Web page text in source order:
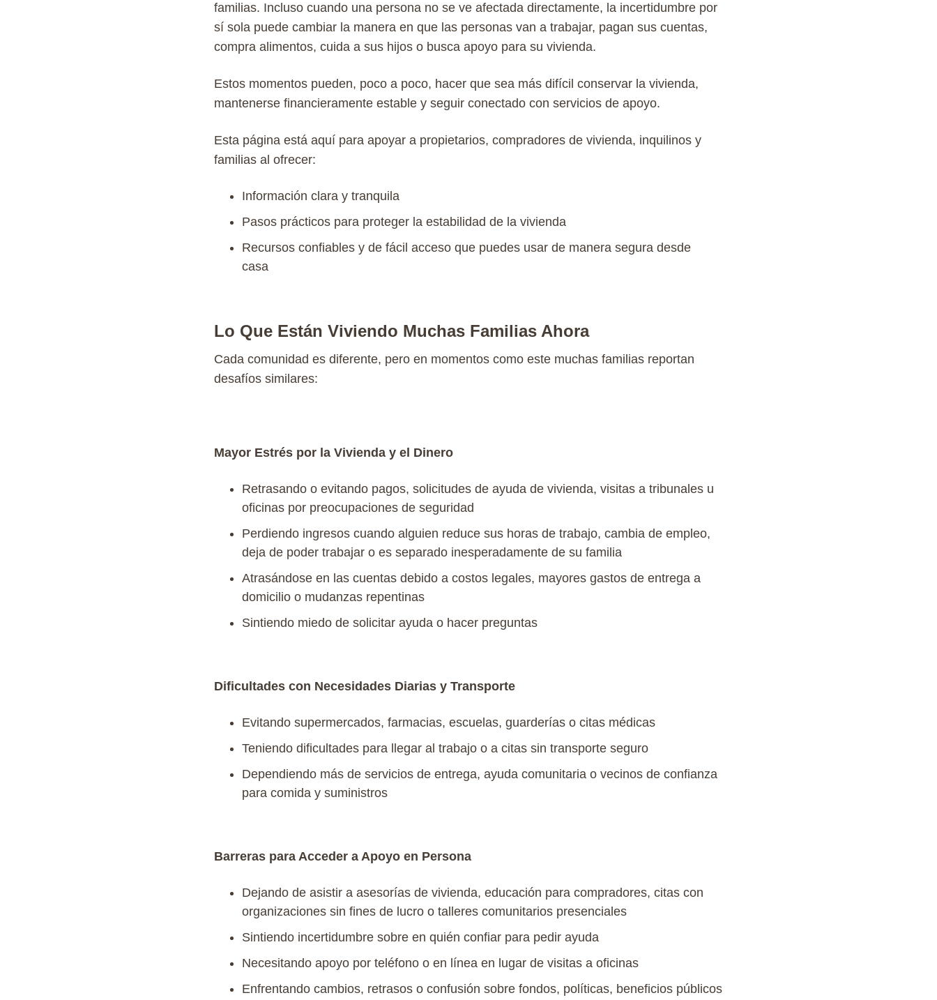
familias. Incluso cuando una persona no se ve afectada directamente, la incertidumbre por
sí sola puede cambiar la manera en que las personas van a trabajar, pagan sus cuentas,
compra alimentos, cuida a sus hijos o busca apoyo para su vivienda.
Estos momentos pueden, poco a poco, hacer que sea más difícil conservar la vivienda,
mantenerse financieramente estable y seguir conectado con servicios de apoyo.
Esta página está aquí para apoyar a propietarios, compradores de vivienda, inquilinos y
familias al ofrecer:
Información clara y tranquila
Pasos prácticos para proteger la estabilidad de la vivienda
Recursos confiables y de fácil acceso que puedes usar de manera segura desde
casa
Lo Que Están Viviendo Muchas Familias Ahora
Cada comunidad es diferente, pero en momentos como este muchas familias reportan
desafíos similares:
Mayor Estrés por la Vivienda y el Dinero
Retrasando o evitando pagos, solicitudes de ayuda de vivienda, visitas a tribunales u
oficinas por preocupaciones de seguridad
Perdiendo ingresos cuando alguien reduce sus horas de trabajo, cambia de empleo,
deja de poder trabajar o es separado inesperadamente de su familia
Atrasándose en las cuentas debido a costos legales, mayores gastos de entrega a
domicilio o mudanzas repentinas
Sintiendo miedo de solicitar ayuda o hacer preguntas
Dificultades con Necesidades Diarias y Transporte
Evitando supermercados, farmacias, escuelas, guarderías o citas médicas
Teniendo dificultades para llegar al trabajo o a citas sin transporte seguro
Dependiendo más de servicios de entrega, ayuda comunitaria o vecinos de confianza
para comida y suministros
Barreras para Acceder a Apoyo en Persona
Dejando de asistir a asesorías de vivienda, educación para compradores, citas con
organizaciones sin fines de lucro o talleres comunitarios presenciales
Sintiendo incertidumbre sobre en quién confiar para pedir ayuda
Necesitando apoyo por teléfono o en línea en lugar de visitas a oficinas
Enfrentando cambios, retrasos o confusión sobre fondos, políticas, beneficios públicos